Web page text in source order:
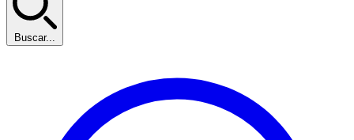
Buscar...